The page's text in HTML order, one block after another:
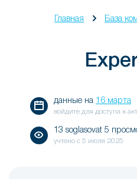
Главная База
данные на 16 марта
войдите для доступа к
13 soglasovat 5
учтено с 5 июля 2025